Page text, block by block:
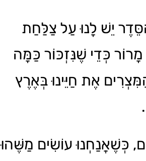
יֵשׁ לָנוּ עַל צַלַּחַת
כְּדֵי שֶׁנִּזְכּוֹר כַּמָּה
אֶת חַיֵּינוּ בְּאֶרֶץ
כְּשֶׁאֲנַחְנוּ עוֹשִׂים מַשֶּׁהוּ